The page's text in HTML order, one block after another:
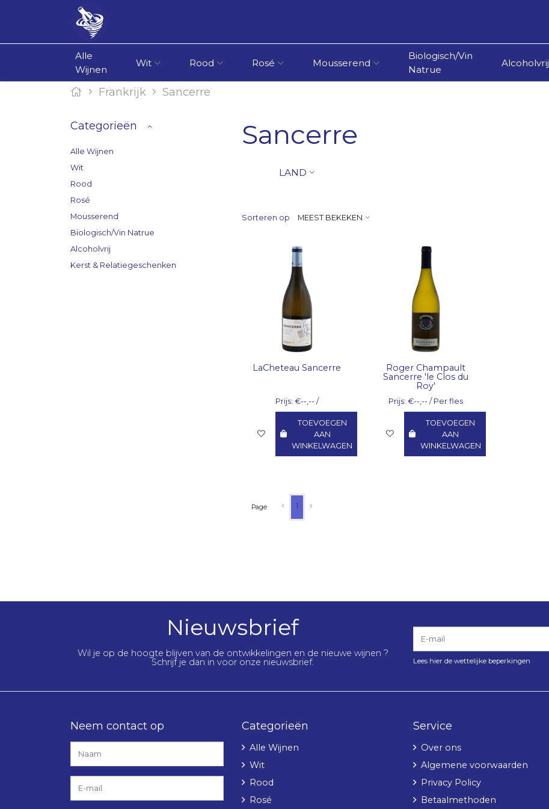
Alle
Wijnen
Wit Rood Rosé Mousserend
Biologisch/Vin
Natrue
Alcoholvrij
Frankrijk Sancerre
Categorieën
Alle Wijnen
Wit
Rood
Rosé
Mousserend
Biologisch/Vin Natrue
Alcoholvrij
Kerst & Relatiegeschenken
Sancerre
LAND
Sorteren op MEEST BEKEKEN
LaCheteau Sancerre
Prijs: €--,-- /
TOEVOEGEN
AAN
WINKELWAGEN
Roger Champault
Sancerre 'le Clos du
Roy'
Prijs: €--,-- / Per fles
TOEVOEGEN
AAN
WINKELWAGEN
Page 1
Nieuwsbrief
Wil je op de hoogte blijven van de ontwikkelingen en de nieuwe wijnen ?
Schrijf je dan in voor onze nieuwsbrief.
E-mail
Lees hier de wettelijke beperkingen
Neem contact op Categorieën
Alle Wijnen
Wit
Rood
Rosé
Service
Over ons
Algemene voorwaarden
Privacy Policy
Betaalmethoden